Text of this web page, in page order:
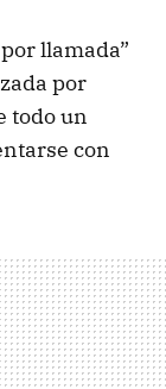
llamada”
por
todo un
con